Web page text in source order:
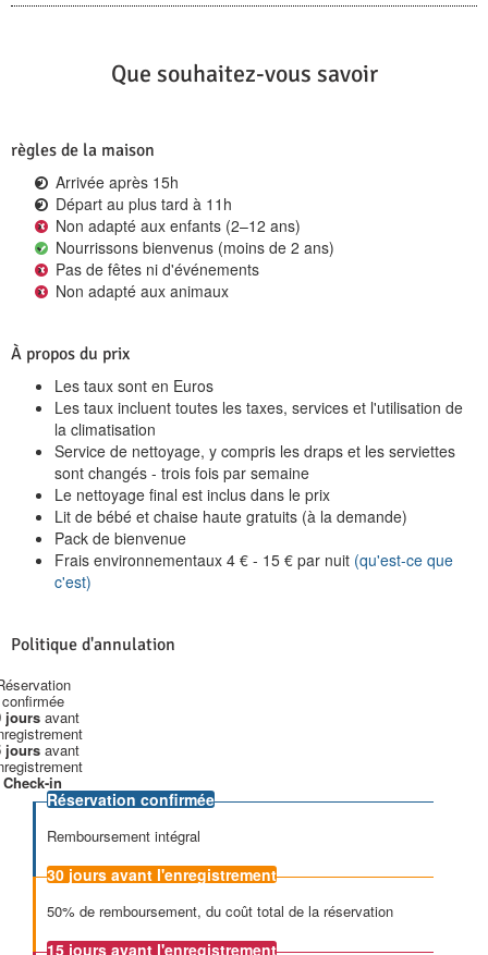
Que souhaitez-vous savoir
règles de la maison
Arrivée après 15h
Départ au plus tard à 11h
Non adapté aux enfants (2–12 ans)
Nourrissons bienvenus (moins de 2 ans)
Pas de fêtes ni d'événements
Non adapté aux animaux
À propos du prix
Les taux sont en Euros
Les taux incluent toutes les taxes, services et l'utilisation de
la climatisation
Service de nettoyage, y compris les draps et les serviettes
sont changés - trois fois par semaine
Le nettoyage final est inclus dans le prix
Lit de bébé et chaise haute gratuits (à la demande)
Pack de bienvenue
Frais environnementaux 4 € - 15 € par nuit (qu'est-ce que
c'est)
Politique d'annulation
confirmée
jours avant
jours avant
Check-in
Réservation confirmée
Remboursement intégral
30 jours avant l'enregistrement
50% de remboursement, du coût total de la réservation
15 jours avant l'enregistrement